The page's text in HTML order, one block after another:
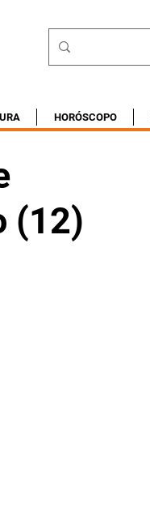
HORÓSCOPO
(12)